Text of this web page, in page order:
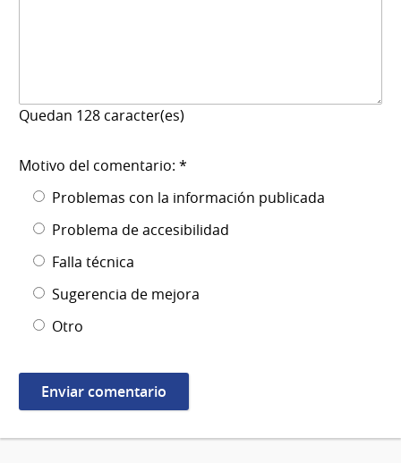
Quedan 128 caracter(es)
Motivo del comentario: *
Problemas con la información publicada
Problema de accesibilidad
Falla técnica
Sugerencia de mejora
Otro